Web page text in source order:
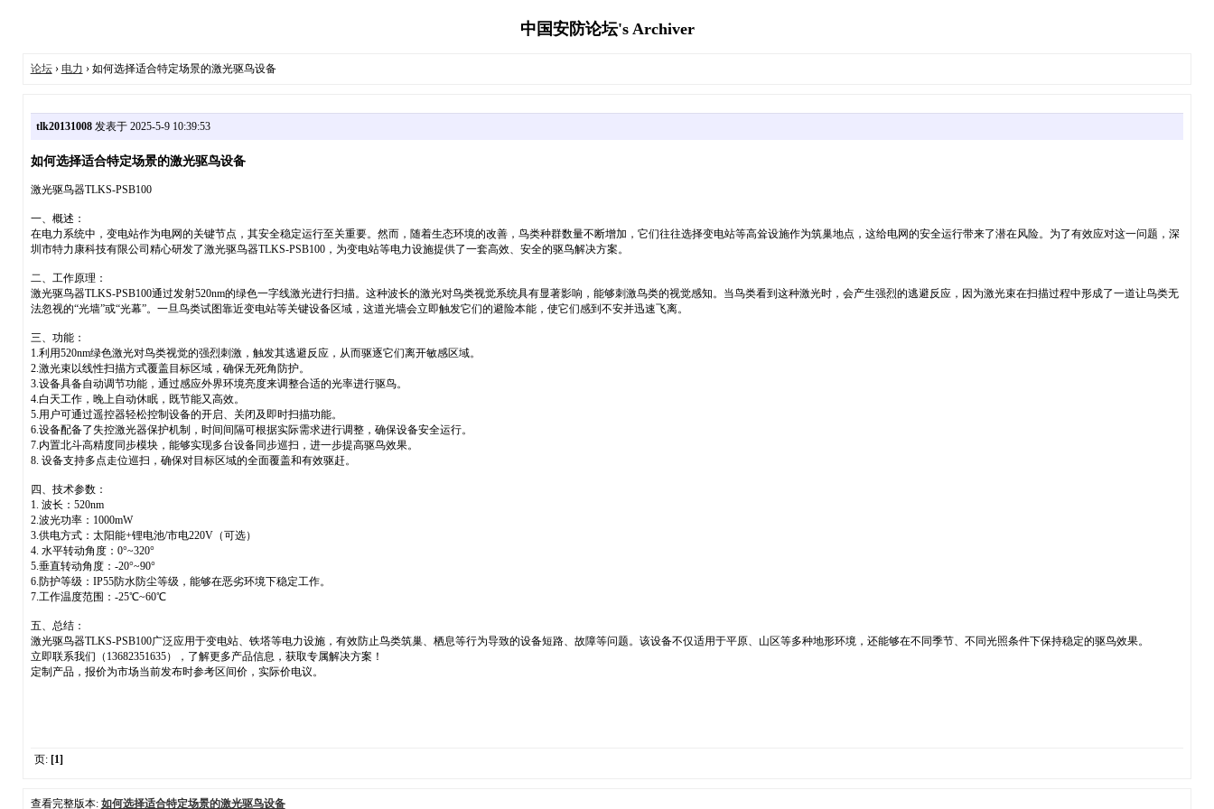
中国安防论坛's Archiver
论坛› 电力 › 如何选择适合特定场景的激光驱鸟设备
tlk20131008发表于 2025-5-9 10:39:53
如何选择适合特定场景的激光驱鸟设备
激光驱鸟器TLKS-PSB100
一、概述：
在电力系统中，变电站作为电网的关键节点，其安全稳定运行至关重要。然而，随着生态环境的改善，鸟类种群数量不断增加，它们往往选择变电站等高耸设施作为筑巢地点，这给电网的安全运行带来了潜在风险。为了有效应对这一问题，深
圳市特力康科技有限公司精心研发了激光驱鸟器TLKS-PSB100，为变电站等电力设施提供了一套高效、安全的驱鸟解决方案。
二、工作原理：
激光驱鸟器TLKS-PSB100通过发射520nm的绿色一字线激光进行扫描。这种波长的激光对鸟类视觉系统具有显著影响，能够刺激鸟类的视觉感知。当鸟类看到这种激光时，会产生强烈的逃避反应，因为激光束在扫描过程中形成了一道让鸟类无
法忽视的“光墙”或“光幕”。一旦鸟类试图靠近变电站等关键设备区域，这道光墙会立即触发它们的避险本能，使它们感到不安并迅速飞离。
三、功能：
1.利用520nm绿色激光对鸟类视觉的强烈刺激，触发其逃避反应，从而驱逐它们离开敏感区域。
2.激光束以线性扫描方式覆盖目标区域，确保无死角防护。
3.设备具备自动调节功能，通过感应外界环境亮度来调整合适的光率进行驱鸟。
4.白天工作，晚上自动休眠，既节能又高效。
5.用户可通过遥控器轻松控制设备的开启、关闭及即时扫描功能。
6.设备配备了失控激光器保护机制，时间间隔可根据实际需求进行调整，确保设备安全运行。
7.内置北斗高精度同步模块，能够实现多台设备同步巡扫，进一步提高驱鸟效果。
8. 设备支持多点走位巡扫，确保对目标区域的全面覆盖和有效驱赶。
四、技术参数：
1. 波长：520nm
2.波光功率：1000mW
3.供电方式：太阳能+锂电池/市电220V（可选）
4. 水平转动角度：0°~320°
5.垂直转动角度：-20°~90°
6.防护等级：IP55防水防尘等级，能够在恶劣环境下稳定工作。
7.工作温度范围：-25℃~60℃
五、总结：
激光驱鸟器TLKS-PSB100广泛应用于变电站、铁塔等电力设施，有效防止鸟类筑巢、栖息等行为导致的设备短路、故障等问题。该设备不仅适用于平原、山区等多种地形环境，还能够在不同季节、不同光照条件下保持稳定的驱鸟效果。
立即联系我们（13682351635），了解更多产品信息，获取专属解决方案！
定制产品，报价为市场当前发布时参考区间价，实际价电议。
页: [1]
查看完整版本: 如何选择适合特定场景的激光驱鸟设备